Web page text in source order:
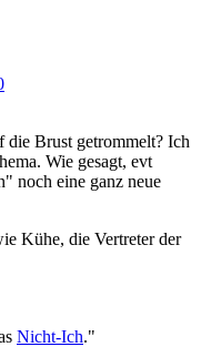
die Brust getrommelt? Ich
Wie gesagt, evt
noch eine ganz neue
Kühe, die Vertreter der
Nicht-Ich."